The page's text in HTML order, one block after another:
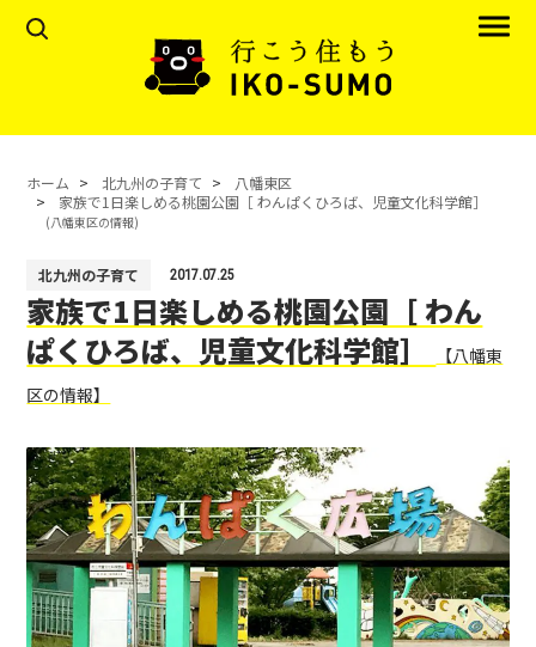
ホーム 北九州の子育て
八幡東区
家族で1日楽しめる桃園公園［ わんぱくひろば、児童文化科学館］
(八幡東区の情報)
北九州の子育て 2017.07.25
家族で1日楽しめる桃園公園［ わん
ぱくひろば、児童文化科学館］
【八幡東
区の情報】